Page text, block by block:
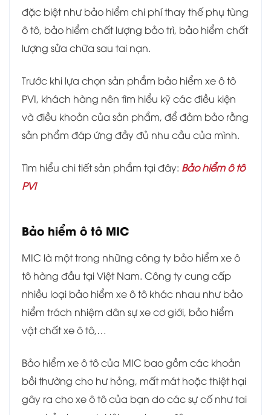
đặc biệt như bảo hiểm chi phí thay thế phụ tùng
ô tô, bảo hiểm chất lượng bảo trì, bảo hiểm chất
lượng sửa chữa sau tai nạn.
Trước khi lựa chọn sản phẩm bảo hiểm xe ô tô
PVI, khách hàng nên tìm hiểu kỹ các điều kiện
và điều khoản của sản phẩm, để đảm bảo rằng
sản phẩm đáp ứng đầy đủ nhu cầu của mình.
Tìm hiểu chi tiết sản phẩm tại đây: Bảo hiểm ô tô
PVI
Bảo hiểm ô tô MIC
MIC là một trong những công ty bảo hiểm xe ô
tô hàng đầu tại Việt Nam. Công ty cung cấp
nhiều loại bảo hiểm xe ô tô khác nhau như bảo
hiểm trách nhiệm dân sự xe cơ giới, bảo hiểm
vật chất xe ô tô,…
Bảo hiểm xe ô tô của MIC bao gồm các khoản
bồi thường cho hư hỏng, mất mát hoặc thiệt hại
gây ra cho xe ô tô của bạn do các sự cố như tai